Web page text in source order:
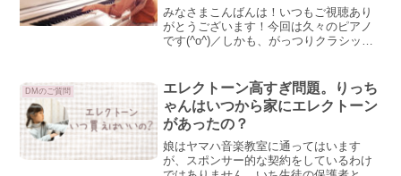
頭歌／りっちゃんの音楽channel
みなさまこんばんは！いつもご視聴あり
がとうございます！今回は久々のピアノ
です(^o^)／しかも、がっつりクラシッ
度聴いたら何度も聴きたくなるような、
美しい旋律の曲です。...
DMのご質問
エレクトーン高すぎ問題。りっち
ゃんはいつから家にエレクトーン
があったの？
娘はヤマハ音楽教室に通ってはいます
が、スポンサー的な契約をしているわけ